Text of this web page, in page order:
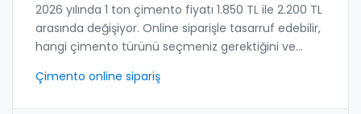
2026 yılında 1 ton çimento fiyatı 1.850 TL ile 2.200 TL
arasında değişiyor. Online siparişle tasarruf edebilir,
hangi çimento türünü seçmeniz gerektiğini ve
Çimento online sipariş